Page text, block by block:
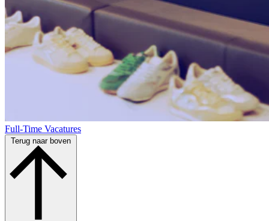
Full-Time Vacatures
Terug naar boven